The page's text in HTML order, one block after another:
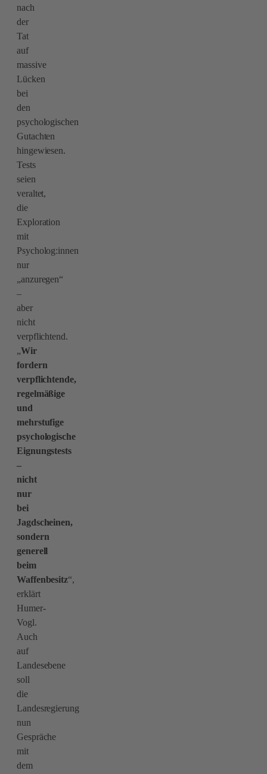
nach
der
Tat
auf
massive
Lücken
bei
den
psychologischen
Gutachten
hingewiesen.
Tests
seien
veraltet,
die
Exploration
mit
Psycholog:innen
nur
„anzuregen“
–
aber
nicht
verpflichtend.
„Wir
fordern
verpflichtende,
regelmäßige
und
mehrstufige
psychologische
Eignungstests
–
nicht
nur
bei
Jagdscheinen,
sondern
generell
beim
Waffenbesitz“,
erklärt
Humer-
Vogl.
Auch
auf
Landesebene
soll
die
Landesregierung
nun
Gespräche
mit
dem